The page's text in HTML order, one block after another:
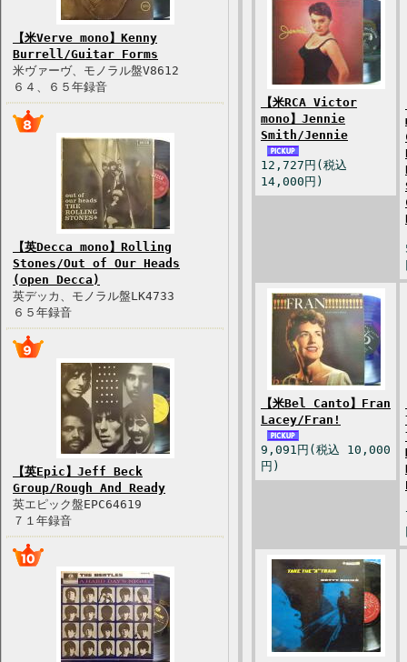
【米Verve mono】Kenny
Burrell/Guitar Forms
米ヴァーヴ、モノラル盤V8612
６４、６５年録音
【英Decca mono】Rolling
Stones/Out of Our Heads
(open Decca)
英デッカ、モノラル盤LK4733
６５年録音
【英Epic】Jeff Beck
Group/Rough And Ready
英エピック盤EPC64619
７１年録音
【米RCA Victor
mono】Jennie
Smith/Jennie
12,727円(税込
14,000円)
【米Bel Canto】Fran
Lacey/Fran!
9,091円(税込 10,000
円)